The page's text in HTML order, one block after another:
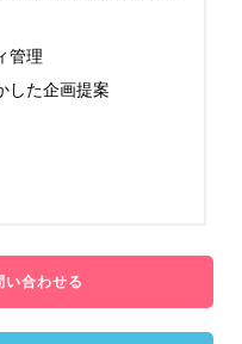
管理
した企画提案
い合わせる